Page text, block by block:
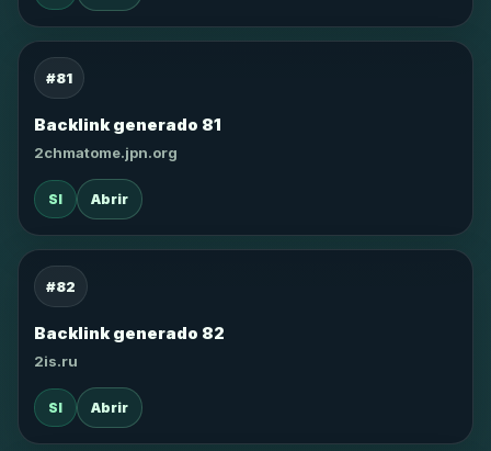
#81
Backlink generado 81
2chmatome.jpn.org
SI Abrir
#82
Backlink generado 82
2is.ru
SI Abrir